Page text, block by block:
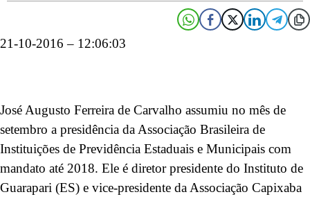
21-10-2016 – 12:06:03
José Augusto Ferreira de Carvalho assumiu no mês de
setembro a presidência da Associação Brasileira de
Instituições de Previdência Estaduais e Municipais com
mandato até 2018. Ele é diretor presidente do Instituto de
Guarapari (ES) e vice-presidente da Associação Capixaba